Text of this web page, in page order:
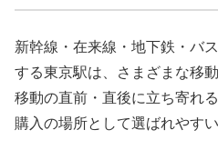
新幹線・在来線・地下鉄・バ
する東京駅は、さまざまな移
移動の直前・直後に立ち寄れ
購入の場所として選ばれやす